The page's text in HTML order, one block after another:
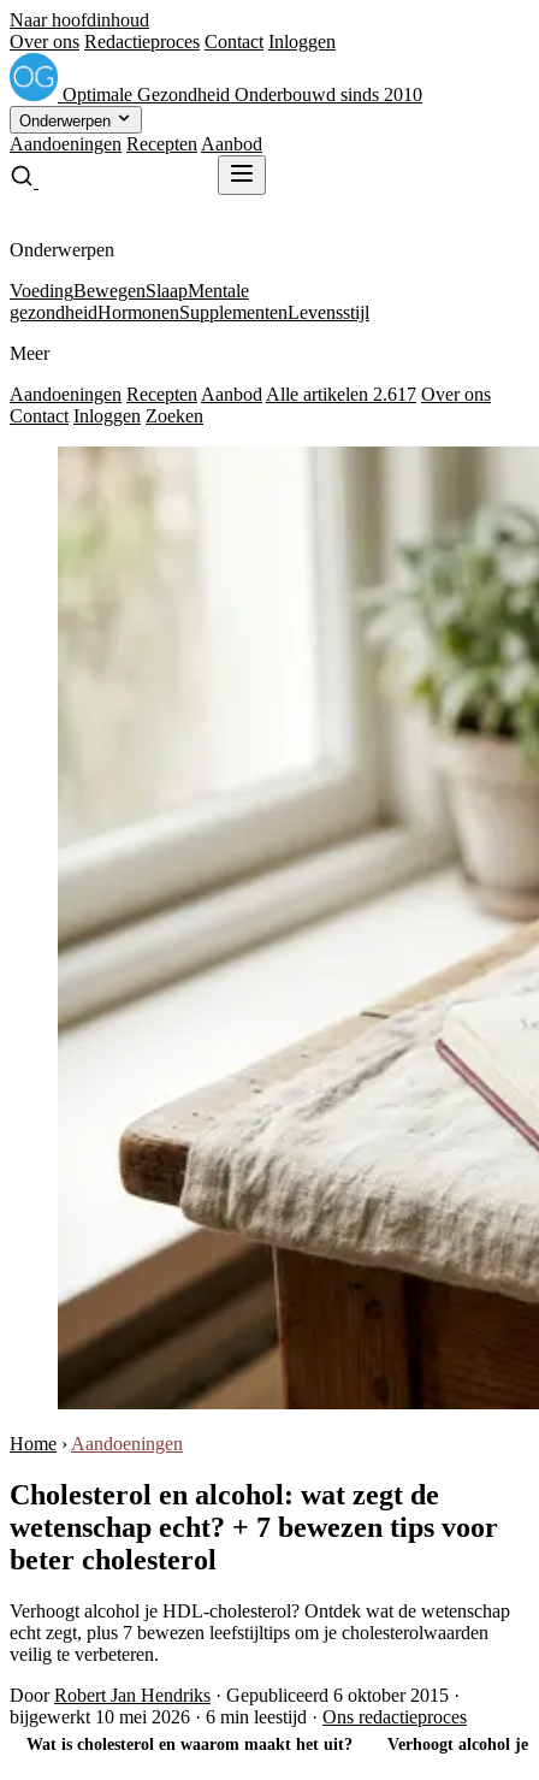
Naar hoofdinhoud
Over ons Redactieproces Contact Inloggen
Optimale Gezondheid Onderbouwd sinds 2010
Onderwerpen
Aandoeningen Recepten Aanbod
Onderwerpen
VoedingBewegenSlaapMentale
gezondheidHormonenSupplementenLevensstijl
Meer
Aandoeningen Recepten Aanbod Alle artikelen 2.617 Over ons
Contact Inloggen Zoeken
Home › Aandoeningen
Cholesterol en alcohol: wat zegt de
wetenschap echt? + 7 bewezen tips voor
beter cholesterol
Verhoogt alcohol je HDL-cholesterol? Ontdek wat de wetenschap
echt zegt, plus 7 bewezen leefstijltips om je cholesterolwaarden
veilig te verbeteren.
DoorRobert Jan Hendriks · Gepubliceerd 6 oktober 2015 ·
bijgewerkt 10 mei 2026 · 6 min leestijd · Ons redactieproces
Wat is cholesterol en waarom maakt het uit? Verhoogt alcohol je